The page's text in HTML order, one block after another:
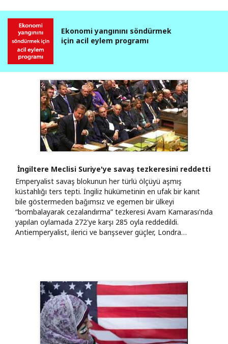
Ekonomi yangınını söndürmek
için acil eylem programı
İngiltere Meclisi Suriye'ye savaş tezkeresini reddetti
Emperyalist savaş blokunun her türlü ölçüyü aşmış
küstahlığı ters tepti. İngiliz hükümetinin en ufak bir kanıt
bile göstermeden bağımsız ve egemen bir ülkeyi
“bombalayarak cezalandırma” tezkeresi Avam Kamarası'nda
yapılan oylamada 272'ye karşı 285 oyla reddedildi.
Antiemperyalist, ilerici ve barışsever güçler, Londra…